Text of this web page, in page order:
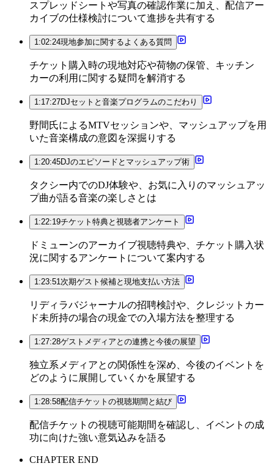
スプレッドシートや写真の確認作業に加え、配信アー
カイブの仕様検討について進捗を共有する
1:02:24現地参加に関するよくある質問
チケット購入時の現地対応や荷物の保管、キッチン
カーの利用に関する疑問を解消する
1:17:27DJセットと音楽プログラムのこだわり
野間氏によるMTVセッションや、マッシュアップを用
いた音楽構成の意図を深掘りする
1:20:45DJのエピソードとマッシュアップ術
タクシー内でのDJ体験や、お気に入りのマッシュアッ
プ曲が語る音楽の楽しさとは
1:22:19チケット特典と視聴者アンケート
ドミューンのアーカイブ視聴特典や、チケット購入状
況に関するアンケートについて案内する
1:23:51次期ゲスト候補と現地支払い方法
リディラバジャーナルの招聘検討や、クレジットカー
ド未所持の場合の現金での入場方法を整理する
1:27:28ゲストメディアとの連携と今後の展望
独立系メディアとの関係性を深め、今後のイベントを
どのように展開していくかを展望する
1:28:58配信チケットの視聴期間と結び
配信チケットの視聴可能期間を確認し、イベントの成
功に向けた強い意気込みを語る
CHAPTER END